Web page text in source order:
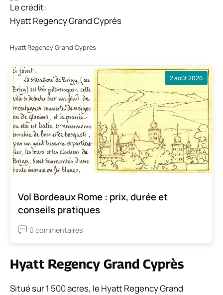
Le crédit:
Hyatt Regency Grand Cyprès
Hyatt Regency Grand Cyprès
2 août 2026
Vol Bordeaux Rome : prix, durée et
conseils pratiques
0 commentaires
Hyatt Regency Grand Cyprès
Situé sur 1 500 acres, le Hyatt Regency Grand